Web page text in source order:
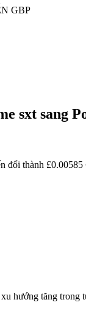
chấp
GBP
sxt sang
đổi thành
hướng tăng trong